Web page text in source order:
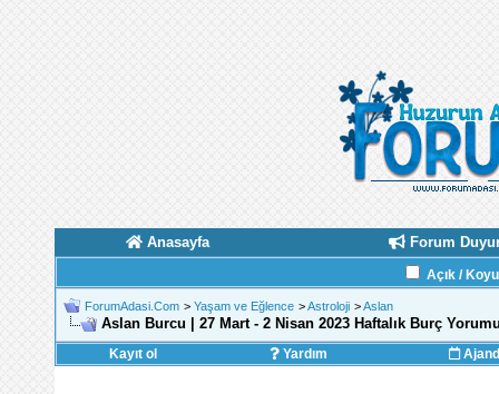
Anasayfa Forum
Açık /
ForumAdasi.Com > Yaşam ve Eğlence >Astroloji >Aslan
Aslan Burcu | 27 Mart - 2 Nisan 2023 Haftalık Burç
Kayıt ol Yardım